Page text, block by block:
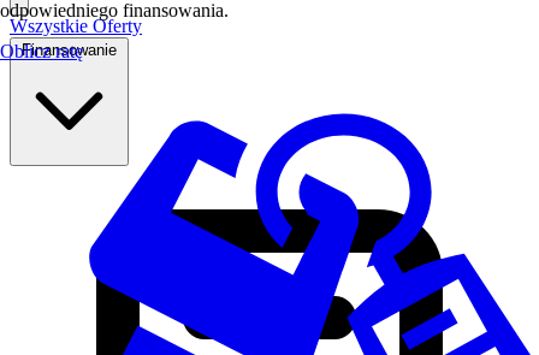
Wszystkie Oferty
Finansowanie
odpowiedniego finansowania.
Oblicz ratę